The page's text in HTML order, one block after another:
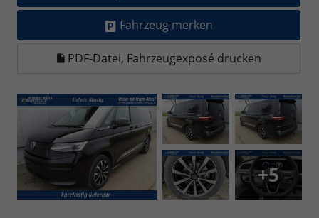
Fahrzeug merken
PDF-Datei, Fahrzeugexposé drucken
+5